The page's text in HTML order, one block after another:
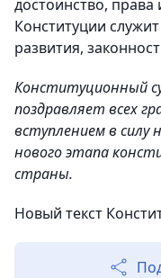
достоинство, права
Конституции
развития,
Конституционный
поздравляет всех
вступлением в
нового этапа
страны.
Новый текст